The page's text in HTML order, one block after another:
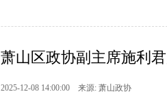
萧山区政协副主席施利
2025-12-08 14:00:00 来源: 萧山政协